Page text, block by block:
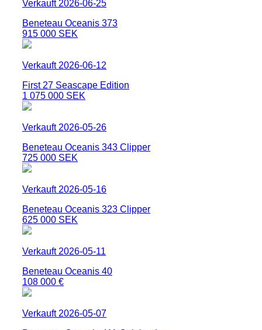
Verkauft 2026-06-25
Beneteau Oceanis 373
915 000 SEK
Verkauft 2026-06-12
First 27 Seascape Edition
1 075 000 SEK
Verkauft 2026-05-26
Beneteau Oceanis 343 Clipper
725 000 SEK
Verkauft 2026-05-16
Beneteau Oceanis 323 Clipper
625 000 SEK
Verkauft 2026-05-11
Beneteau Oceanis 40
108 000 €
Verkauft 2026-05-07